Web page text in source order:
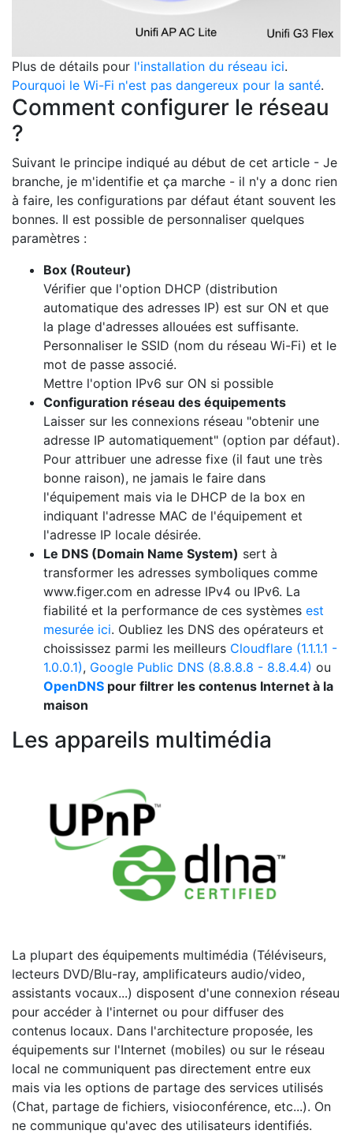
Plus de détails pour l'installation du réseau ici.
Pourquoi le Wi-Fi n'est pas dangereux pour la santé.
Comment configurer le réseau
?
Suivant le principe indiqué au début de cet article - Je
branche, je m'identifie et ça marche - il n'y a donc rien
à faire, les configurations par défaut étant souvent les
bonnes. Il est possible de personnaliser quelques
paramètres :
Box (Routeur)
Vérifier que l'option DHCP (distribution
automatique des adresses IP) est sur ON et que
la plage d'adresses allouées est suffisante.
Personnaliser le SSID (nom du réseau Wi-Fi) et le
mot de passe associé.
Mettre l'option IPv6 sur ON si possible
Configuration réseau des équipements
Laisser sur les connexions réseau "obtenir une
adresse IP automatiquement" (option par défaut).
Pour attribuer une adresse fixe (il faut une très
bonne raison), ne jamais le faire dans
l'équipement mais via le DHCP de la box en
indiquant l'adresse MAC de l'équipement et
l'adresse IP locale désirée.
Le DNS (Domain Name System) sert à
transformer les adresses symboliques comme
www.figer.com en adresse IPv4 ou IPv6. La
fiabilité et la performance de ces systèmes est
mesurée ici. Oubliez les DNS des opérateurs et
choississez parmi les meilleurs Cloudflare (1.1.1.1 -
1.0.0.1), Google Public DNS (8.8.8.8 - 8.8.4.4) ou
OpenDNS pour filtrer les contenus Internet à la
maison
Les appareils multimédia
La plupart des équipements multimédia (Téléviseurs,
lecteurs DVD/Blu-ray, amplificateurs audio/video,
assistants vocaux...) disposent d'une connexion réseau
pour accéder à l'internet ou pour diffuser des
contenus locaux. Dans l'architecture proposée, les
équipements sur l'Internet (mobiles) ou sur le réseau
local ne communiquent pas directement entre eux
mais via les options de partage des services utilisés
(Chat, partage de fichiers, visioconférence, etc...). On
ne communique qu'avec des utilisateurs identifiés.